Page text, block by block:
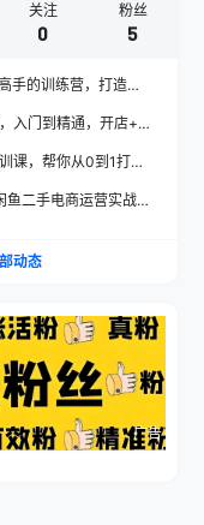
关注
0
粉丝
5
手的训练营，打造
入门到精通，开店+选
课，帮你从0到1打造
二手电商运营实战全
动态
广告